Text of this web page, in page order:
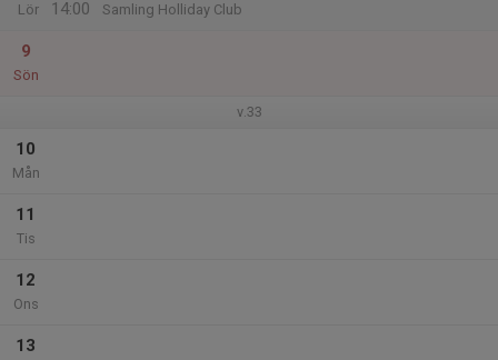
Lör
14:00
Samling Holliday Club
9
Sön
v.33
10
Mån
11
Tis
12
Ons
13